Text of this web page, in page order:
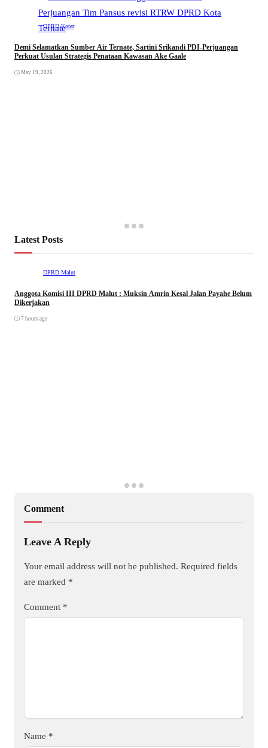
DPRD Koter
Demi Selamatkan Sumber Air Ternate, Sartini Srikandi PDI-Perjuangan
Perkuat Usulan Strategis Penataan Kawasan Ake Gaale
May 19, 2026
Latest Posts
DPRD Malut
Anggota Komisi III DPRD Malut : Muksin Amrin Kesal Jalan Payahe Belum
Dikerjakan
7 hours ago
Comment
Leave A Reply
Your email address will not be published. Required fields
are marked *
Comment *
Name *